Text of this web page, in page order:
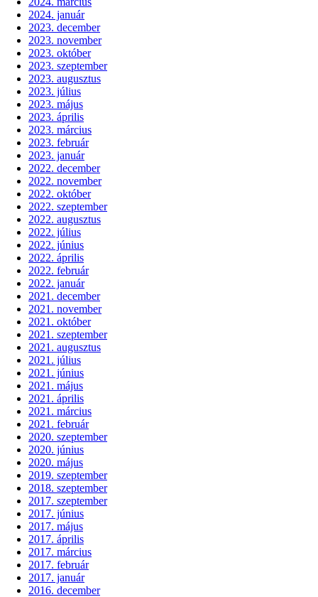
2024. január
2023. december
2023. november
2023. október
2023. szeptember
2023. augusztus
2023. július
2023. május
2023. április
2023. március
2023. február
2023. január
2022. december
2022. november
2022. október
2022. szeptember
2022. augusztus
2022. július
2022. június
2022. április
2022. február
2022. január
2021. december
2021. november
2021. október
2021. szeptember
2021. augusztus
2021. július
2021. június
2021. május
2021. április
2021. március
2021. február
2020. szeptember
2020. június
2020. május
2019. szeptember
2018. szeptember
2017. szeptember
2017. június
2017. május
2017. április
2017. március
2017. február
2017. január
2016. december